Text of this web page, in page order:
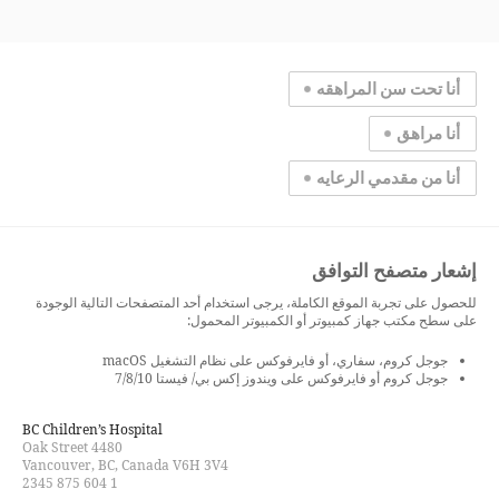
أنا تحت سن المراهقه
أنا مراهق
أنا من مقدمي الرعايه
إشعار متصفح التوافق
للحصول على تجربة الموقع الكاملة، يرجى استخدام أحد المتصفحات التالية الوجودة
على سطح مكتب جهاز كمبيوتر أو الكمبيوتر المحمول:
جوجل كروم، سفاري، أو فايرفوكس على نظام التشغيل macOS
جوجل كروم أو فايرفوكس على ويندوز إكس بي/ فيستا 7/8/10
BC Children’s Hospital
4480 Oak Street
Vancouver, BC, Canada V6H 3V4
1 604 875 2345